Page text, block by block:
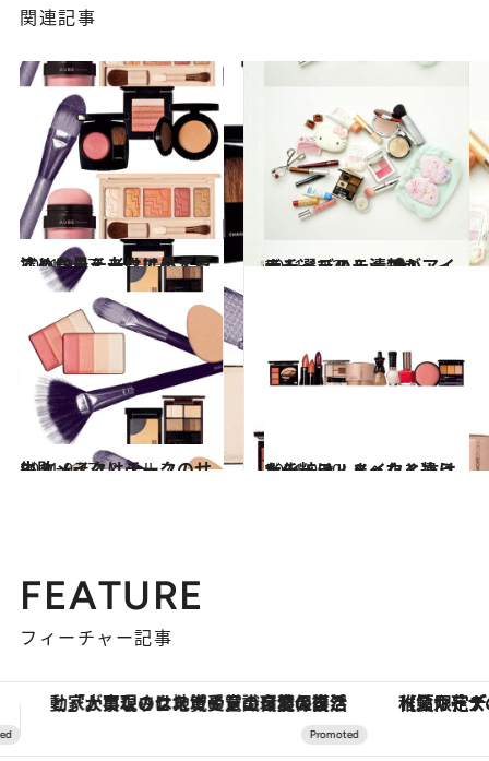
関連記事
2011.9.27
こめかみチークは必ず厚塗りに見え老けて見える
ビューティ＆ヘルス 2011.12.21
ナチュラル＆清楚がアイテム選びのテーマ！
ビューティ＆ヘルス
2011.9.27
失敗メイクはチークのせい？
ビューティ＆ヘルス 2011.9.20
ナチュラルメイクと抜けた化粧は、まったく違う
ビューティ＆ヘルス
FEATURE
フィーチャー記事
【夏限定ディナーコース】旬を迎える稚鮎や花ズッキーニなどをイタリア・トスカーナの郷土料理の手法で満喫！